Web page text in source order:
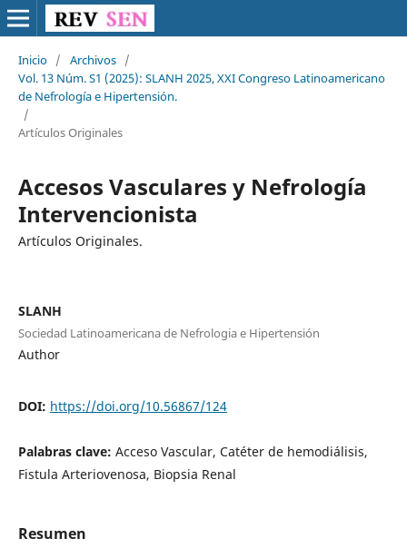
Inicio / Archivos /
Vol. 13 Núm. S1 (2025): SLANH 2025, XXI Congreso Latinoamericano
de Nefrología e Hipertensión.
/
Artículos Originales
Accesos Vasculares y Nefrología
Intervencionista
Artículos Originales.
SLANH
Sociedad Latinoamericana de Nefrologia e Hipertensión
Author
DOI: https://doi.org/10.56867/124
Palabras clave: Acceso Vascular, Catéter de hemodiálisis,
Fistula Arteriovenosa, Biopsia Renal
Resumen